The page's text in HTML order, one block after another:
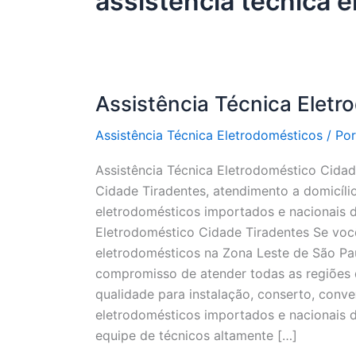
Assistência Técnica
Assistência Técnica Eletrodomésticos / Por
Assistência Técnica Eletrodoméstico
Cidade Tiradentes, atendimento a
eletrodomésticos importados e nacionais
Eletrodoméstico Cidade Tiradentes Se
eletrodomésticos na Zona Leste de São
compromisso de atender todas as
qualidade para instalação, conserto,
eletrodomésticos importados e nacionais
equipe de técnicos altamente […]